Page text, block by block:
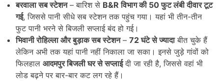
बरवाला सब स्टेशन– बारिश से B&Rविभाग की 50फुट लंबी दीवार टूट
गई, जिससे पानी सीधे सब स्टेशन तक पहुंच गया। यहां भी तीन-तीन
फुट पानी भरने से बिजली सप्लाई बंद हो गई।
भिवानी रोहिल्ला और बुड़ाक सब स्टेशन– 72घंटे से ज्यादाबीत चुके हैं
लेकिन अभी तक यहां पानी नहीं निकाला जा सका। इनसे जुड़े गांवों को
फिलहाल आदमपुर बिजली घर से सप्लाईदी जा रही है, जिससे वहां भी
लोड बढ़ने पर बार-बार कट लग रहे हैं।